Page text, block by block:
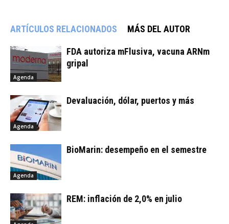
ARTÍCULOS RELACIONADOS MÁS DEL AUTOR
Agenda
FDA autoriza mFlusiva, vacuna ARNm
gripal
Agenda
Devaluación, dólar, puertos y más
Agenda
BioMarin: desempeño en el semestre
REM: inflación de 2,0% en julio